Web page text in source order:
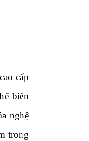
cấp
biến
nghệ
trong